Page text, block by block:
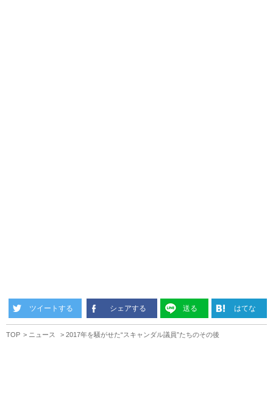
ツイートする シェアする 送る はてな
TOP ニュース 2017年を騒がせた“スキャンダル議員”たちのその後